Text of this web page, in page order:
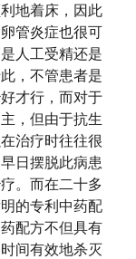
地着床，因此
管炎症也很可
人工受精还是
，不管患者是
才行，而对于
，但由于抗生
治疗时往往很
日摆脱此病患
。而在二十多
的专利中药配
配方不但具有
间有效地杀灭